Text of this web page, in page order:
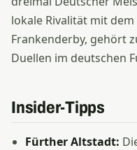
lokale Rivalität mit dem
Frankenderby, gehört
Duellen im deutschen
Insider-Tipps
Fürther Altstadt: